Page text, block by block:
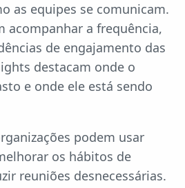
as equipes se comunicam.
acompanhar a frequência,
de engajamento das
destacam onde o
e onde ele está sendo
podem usar
os hábitos de
reuniões desnecessárias.